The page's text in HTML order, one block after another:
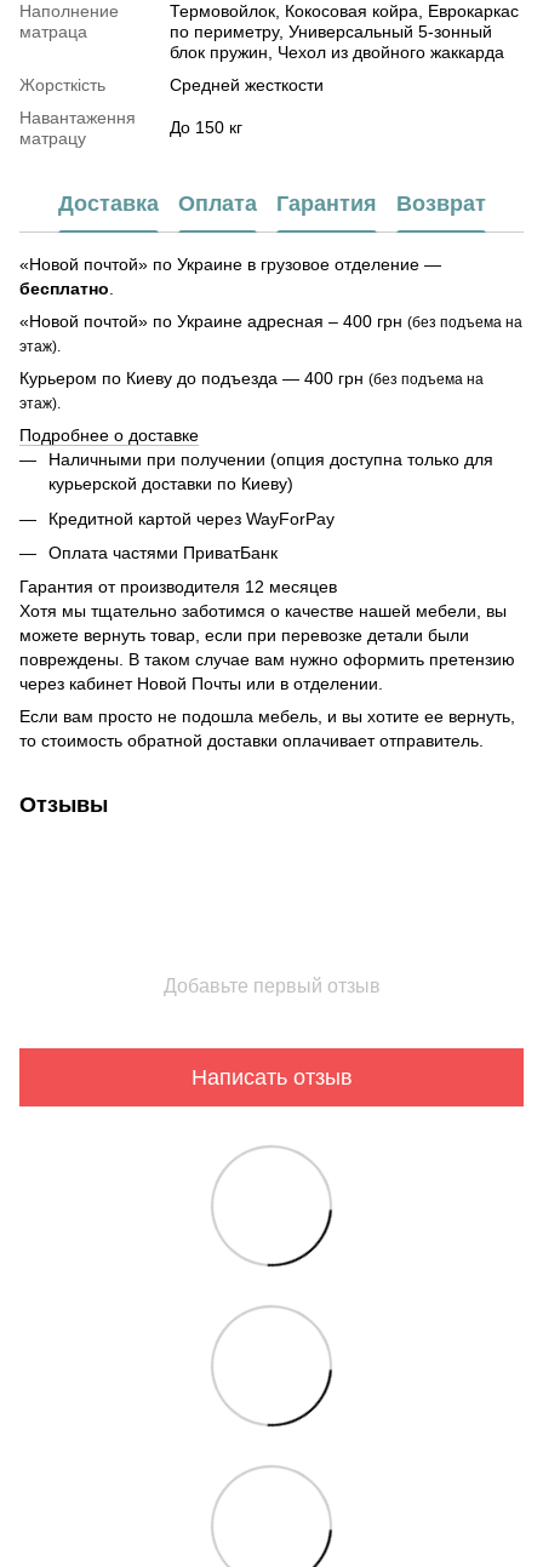
Наполнение
матраца
Термовойлок, Кокосовая койра, Еврокаркас
по периметру, Универсальный 5-зонный
блок пружин, Чехол из двойного жаккарда
Жорсткість
Средней жесткости
Навантаження
матрацу
До 150 кг
Доставка Оплата Гарантия Возврат
«Новой почтой» по Украине в грузовое отделение —
бесплатно.
«Новой почтой» по Украине адресная – 400 грн (без подъема на
этаж).
Курьером по Киеву до подъезда — 400 грн (без подъема на
этаж).
Подробнее о доставке
Наличными при получении (опция доступна только для
курьерской доставки по Киеву)
Кредитной картой через WayForPay
Оплата частями ПриватБанк
Гарантия от производителя 12 месяцев
Хотя мы тщательно заботимся о качестве нашей мебели, вы
можете вернуть товар, если при перевозке детали были
повреждены. В таком случае вам нужно оформить претензию
через кабинет Новой Почты или в отделении.
Если вам просто не подошла мебель, и вы хотите ее вернуть,
то стоимость обратной доставки оплачивает отправитель.
Отзывы
Добавьте первый отзыв
Написать отзыв